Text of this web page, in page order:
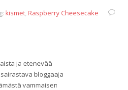
kismet,Raspberry Cheesecake
ja etenevää
bloggaaja
vammaisen